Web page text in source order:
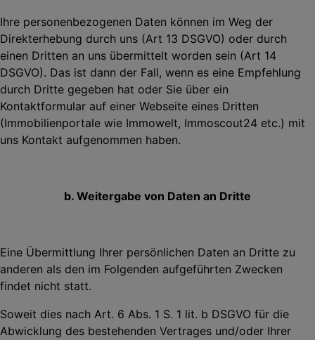
Ihre personenbezogenen Daten können im Weg der
Direkterhebung durch uns (Art 13 DSGVO) oder durch
einen Dritten an uns übermittelt worden sein (Art 14
DSGVO). Das ist dann der Fall, wenn es eine Empfehlung
durch Dritte gegeben hat oder Sie über ein
Kontaktformular auf einer Webseite eines Dritten
(Immobilienportale wie Immowelt, Immoscout24 etc.) mit
uns Kontakt aufgenommen haben.
b. Weitergabe von Daten an Dritte
Eine Übermittlung Ihrer persönlichen Daten an Dritte zu
anderen als den im Folgenden aufgeführten Zwecken
findet nicht statt.
Soweit dies nach Art. 6 Abs. 1 S. 1 lit. b DSGVO für die
Abwicklung des bestehenden Vertrages und/oder Ihrer